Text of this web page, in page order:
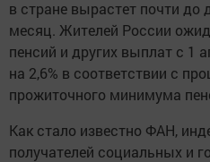
в стране вырастет почти до
месяц. Жителей России
пенсий и других выплат с 1
на 2,6% в соответствии с
прожиточного минимума
Как стало известно ФАН,
получателей социальных и